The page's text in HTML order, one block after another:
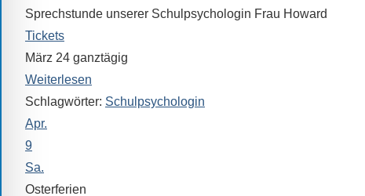
Schüler
sind
dabei!
Sollten
Sie
Information
nicht
Sprechstunde unserer Schulpsychologin Frau Howard
Tickets
März 24 ganztägig
Weiterlesen
Schlagwörter: Schulpsychologin
Apr.
9
Sa.
Osterferien